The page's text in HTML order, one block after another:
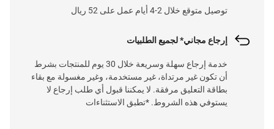
توصيل متوقع خلال 2-4 أيام عمل على 52 ريال
إرجاع مجاني* لجميع الطلبيات
خدمة إرجاع سهلة وسريعة خلال 30 يوم للمنتجات بشرط
أن تكون غير مرتداة، غير مستخدمة، وغير مغسولة مع بقاء
بطاقة التعليق مرفقة. لا يمكننا قبول أي طلب إرجاع لا
يستوفي هذه الشروط. *تطبق الاستثناءات